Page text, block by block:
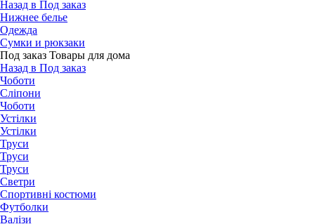
Назад в Под заказ
Нижнее белье
Одежда
Сумки и рюкзаки
Под заказ Товары для дома
Назад в Под заказ
Чоботи
Сліпони
Чоботи
Устілки
Устілки
Труси
Труси
Труси
Светри
Спортивні костюми
Футболки
Валізи